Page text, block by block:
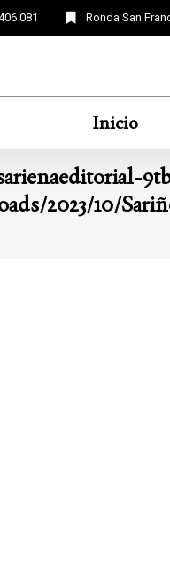
081 Ronda San
Inicio
2023/10/